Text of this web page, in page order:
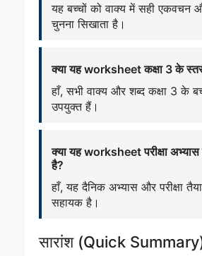
यह बच्चों को वाक्य में सही एकवचन
चुनना सिखाता है।
क्या यह worksheet कक्षा 3 के
हाँ, सभी वाक्य और शब्द कक्षा 3 के
उपयुक्त हैं।
क्या यह worksheet परीक्षा अभ्यास
है?
हाँ, यह दैनिक अभ्यास और परीक्षा
सहायक है।
सारांश (Quick